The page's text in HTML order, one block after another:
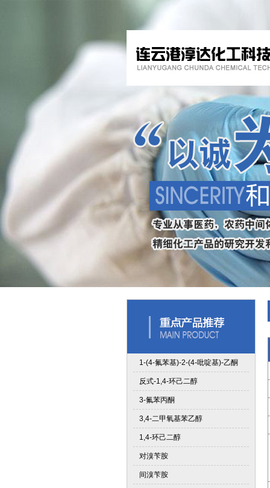
1-(4-氟苯基)-2-(4-吡啶基)-乙酮
反式-1,4-环己二醇
3-氟苯丙酮
3,4-二甲氧基苯乙醇
1,4-环己二醇
对溴苄胺
间溴苄胺